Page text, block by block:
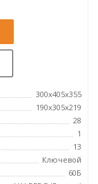
300x405x355
190x305x219
28
1
13
Ключевой
60Б